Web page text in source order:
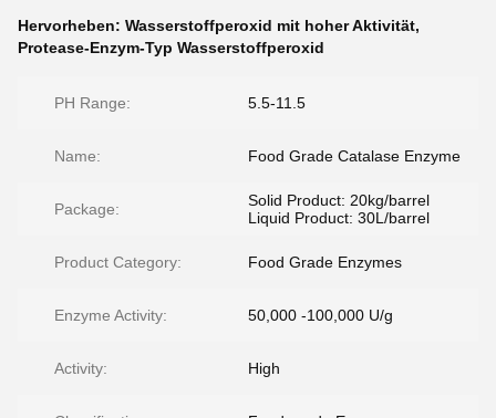
Hervorheben: Wasserstoffperoxid mit hoher Aktivität,
Protease-Enzym-Typ Wasserstoffperoxid
PH Range: 5.5-11.5
Name: Food Grade Catalase Enzyme
Package:
Solid Product: 20kg/barrel
Liquid Product: 30L/barrel
Product Category: Food Grade Enzymes
Enzyme Activity: 50,000 -100,000 U/g
Activity: High